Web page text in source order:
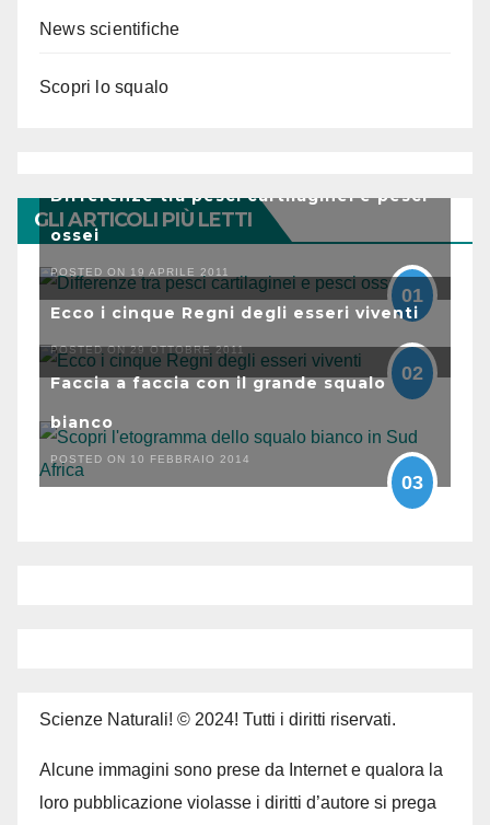
News scientifiche
Scopri lo squalo
GLI ARTICOLI PIÙ LETTI
Differenze tra pesci cartilaginei e pesci
ossei
POSTED ON 19 APRILE 2011
01
Ecco i cinque Regni degli esseri viventi
POSTED ON 29 OTTOBRE 2011
02
Faccia a faccia con il grande squalo
bianco
POSTED ON 10 FEBBRAIO 2014
03
Scienze Naturali! © 2024! Tutti i diritti riservati.
Alcune immagini sono prese da Internet e qualora la
loro pubblicazione violasse i diritti d’autore si prega